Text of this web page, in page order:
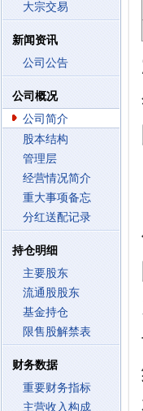
大宗交易
新闻资讯
公司公告
公司概况
公司简介
股本结构
管理层
经营情况简介
重大事项备忘
分红送配记录
持仓明细
主要股东
流通股股东
基金持仓
限售股解禁表
财务数据
重要财务指标
主营收入构成